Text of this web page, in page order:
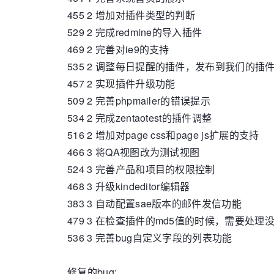
455 2 增加对插件类型的判断
529 2 完成redmine的导入插件
469 2 完善对ie9的支持
535 2 调整每日提醒的插件，发布到我们的插
457 2 实现插件升级功能
509 2 完善phpmailer的错误提示
534 2 完成zentaotest的插件调整
516 2 增加对page css和page js扩展的支持
466 3 将QA视图改为测试视图
524 3 完善产品和项目的权限控制
468 3 升级kindeditor编辑器
383 3 自动配置sae版本的邮件发信功能
479 3 在检查插件的md5值的时候，需要处理
536 3 完善bug自定义字段的列表功能